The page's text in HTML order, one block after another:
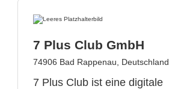
7 Plus Club GmbH
74906 Bad Rappenau, Deutschland
7 Plus Club ist eine digitale